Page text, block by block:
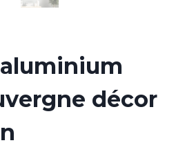
décor